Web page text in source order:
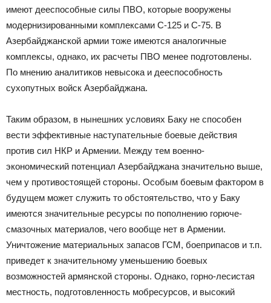
имеют дееспособные силы ПВО, которые вооружены
модернизированными комплексами С-125 и С-75. В
Азербайджанской армии тоже имеются аналогичные
комплексы, однако, их расчеты ПВО менее подготовлены.
По мнению аналитиков невысока и дееспособность
сухопутных войск Азербайджана.
Таким образом, в нынешних условиях Баку не способен
вести эффективные наступательные боевые действия
против сил НКР и Армении. Между тем военно-
экономический потенциал Азербайджана значительно выше,
чем у противостоящей стороны. Особым боевым фактором в
будущем может служить то обстоятельство, что у Баку
имеются значительные ресурсы по пополнению горюче-
смазочных материалов, чего вообще нет в Армении.
Уничтожение материальных запасов ГСМ, боеприпасов и т.п.
приведет к значительному уменьшению боевых
возможностей армянской стороны. Однако, горно-лесистая
местность, подготовленность мобресурсов, и высокий